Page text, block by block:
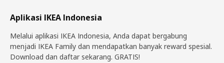
Aplikasi IKEA Indonesia
Melalui aplikasi IKEA Indonesia, Anda dapat bergabung
menjadi IKEA Family dan mendapatkan banyak reward spesial.
Download dan daftar sekarang. GRATIS!